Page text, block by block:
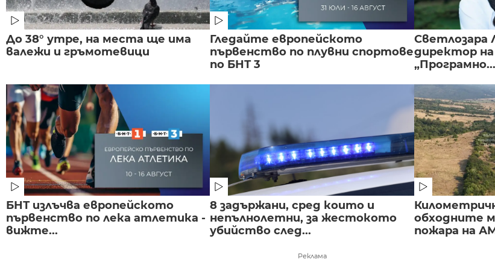
До 38° утре, на места ще има
валежи и гръмотевици
Гледайте европейското
първенство по плувни спортове
по БНТ 3
Светлозара
директор
„Програмно...
БНТ излъчва европейското
първенство по лека атлетика -
вижте...
8 задържани, сред които и
непълнолетни, за жестокото
убийство след...
обходните
пожара на
Реклама